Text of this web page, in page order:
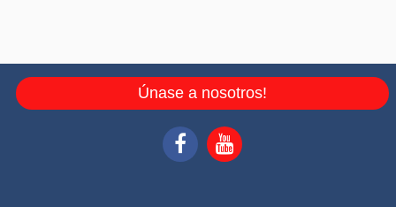
Únase a nosotros!